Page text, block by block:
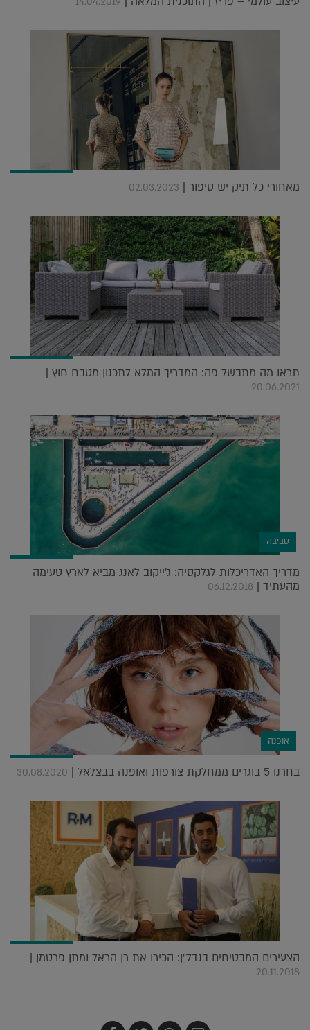
מאחורי כל תיק יש סיפור | 02.03.2023
תראו מה מתבשל פה: המדריך המלא לתכנון מטבח חוץ |
20.06.2021
סביבה
מדריך האדריכלות לגלקסיה: ג'ייקוב לאנג מביא לארץ טעימה
מהעתיד | 06.12.2018
אופנה
בחרנו 5 בוגרים ממחלקת צורפות ואופנה בבצלאל | 30.08.2020
הצעירים המבטיחים בנדל"ן: הכירו את רן הראל ומתן פרטמן |
20.11.2018